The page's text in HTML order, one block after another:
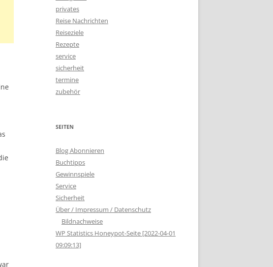
privates
Reise Nachrichten
Reiseziele
Rezepte
service
sicherheit
termine
zubehör
SEITEN
Blog Abonnieren
Buchtipps
Gewinnspiele
Service
Sicherheit
Über / Impressum / Datenschutz
Bildnachweise
WP Statistics Honeypot-Seite [2022-04-01
09:09:13]